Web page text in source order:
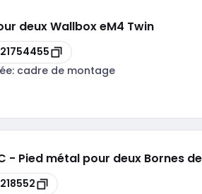
deux Wallbox eM4 Twin
cadre de montage
- Pied métal pour deux Bornes